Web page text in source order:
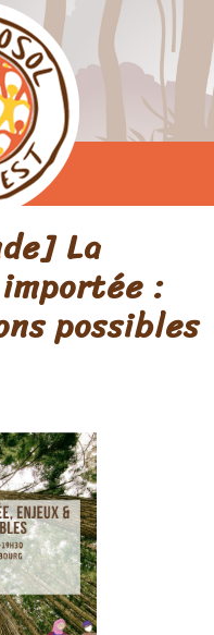
La
:
possibles